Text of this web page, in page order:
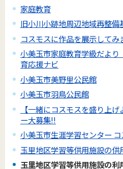
家庭教育
旧小川小跡地周辺地域再整
コスモスに作品を展示してみ
小美玉市家庭教育学級だよ
育応援ナビ
小美玉市美野里公民館
小美玉市羽鳥公民館
【一緒にコスモスを盛り上
ー大募集!!
小美玉市生涯学習センター コ
玉里地区学習等供用施設の供
玉里地区学習等供用施設の利